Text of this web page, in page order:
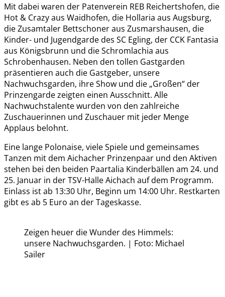
Mit dabei waren der Patenverein REB Reichertshofen, die
Hot & Crazy aus Waidhofen, die Hollaria aus Augsburg,
die Zusamtaler Bettschoner aus Zusmarshausen, die
Kinder- und Jugendgarde des SC Egling, der CCK Fantasia
aus Königsbrunn und die Schromlachia aus
Schrobenhausen. Neben den tollen Gastgarden
präsentieren auch die Gastgeber, unsere
Nachwuchsgarden, ihre Show und die „Großen“ der
Prinzengarde zeigten einen Ausschnitt. Alle
Nachwuchstalente wurden von den zahlreiche
Zuschauerinnen und Zuschauer mit jeder Menge
Applaus belohnt.
Eine lange Polonaise, viele Spiele und gemeinsames
Tanzen mit dem Aichacher Prinzenpaar und den Aktiven
stehen bei den beiden Paartalia Kinderbällen am 24. und
25. Januar in der TSV-Halle Aichach auf dem Programm.
Einlass ist ab 13:30 Uhr, Beginn um 14:00 Uhr. Restkarten
gibt es ab 5 Euro an der Tageskasse.
Zeigen heuer die Wunder des Himmels:
unsere Nachwuchsgarden. | Foto: Michael
Sailer